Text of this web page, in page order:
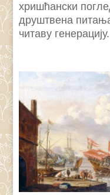
хришћански
друштвена
читаву